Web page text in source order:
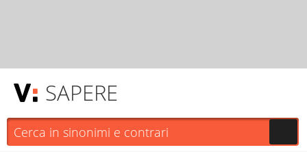
SAPERE